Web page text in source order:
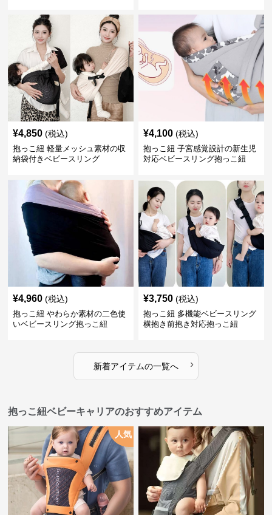
¥4,850 (税込)
抱っこ紐 軽量メッシュ素材の収
納袋付きベビースリング
¥4,100 (税込)
抱っこ紐 子宮感覚設計の新生児
対応ベビースリング抱っこ紐
¥4,960 (税込)
抱っこ紐 やわらか素材の二色使
いベビースリング抱っこ紐
¥3,750 (税込)
抱っこ紐 多機能ベビースリング
横抱き前抱き対応抱っこ紐
新着アイテムの一覧へ ›
抱っこ紐ベビーキャリアのおすすめアイテム
人気